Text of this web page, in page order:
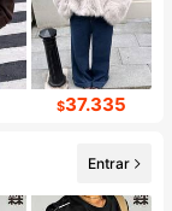
$37.335
Entrar